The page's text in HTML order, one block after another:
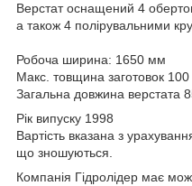
Верстат оснащений 4
а також 4 полірувальними
Робоча ширина: 1650 мм
Макс. товщина заготовок
Загальна довжина верстата
Рік випуску 1998
Вартість вказана з
що зношуються.
Компанія Гідролідер має